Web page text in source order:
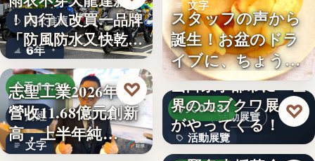
雨衣推薦
6年
！內行人改買一品牌
「防風防水又快乾、
穿…
今天 18:21
財經
文字
志聖工業2026年7月
營收11.68億元創新
高，上半年純…
♡
文字
スタッフの声から
誕生！お盆のドラ
イブに、ちょうど
いい。「…
活動展覽
今天 04:31
活動展覽
山口県宇部市に『世
界のカブクワ展』
がやってくる！
♡
令和8年熊本地震へ